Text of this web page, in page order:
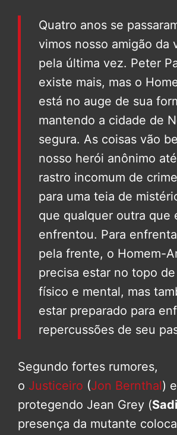
Quatro anos se
vimos nosso amigão da
pela última vez. Peter
existe mais, mas o
está no auge de sua
mantendo a cidade de
segura. As coisas vão
nosso herói anônimo
rastro incomum de
para uma teia de
que qualquer outra que
enfrentou. Para
pela frente, o Homem-
precisa estar no topo
físico e mental, mas
estar preparado para
repercussões de seu
Segundo fortes rumores,
o Justiceiro (Jon Bernthal)
protegendo Jean Grey (
presença da mutante